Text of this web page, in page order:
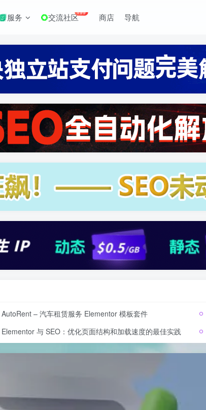
服务 交流社区+99 商店 导航
AutoRent – 汽车租赁服务 Elementor 模板套件
Elementor 与 SEO：优化页面结构和加载速度的最佳实践